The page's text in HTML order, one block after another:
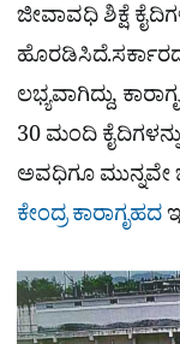
ಜೀವಾವಧಿ ಶಿಕ್ಷೆ
ಲಭ್ಯವಾಗಿದ್ದು,
30 ಮಂದಿ
ಅವಧಿಗೂ ಮುನ್ನವೇ
ಕೇಂದ್ರ ಕಾರಾಗೃಹದ